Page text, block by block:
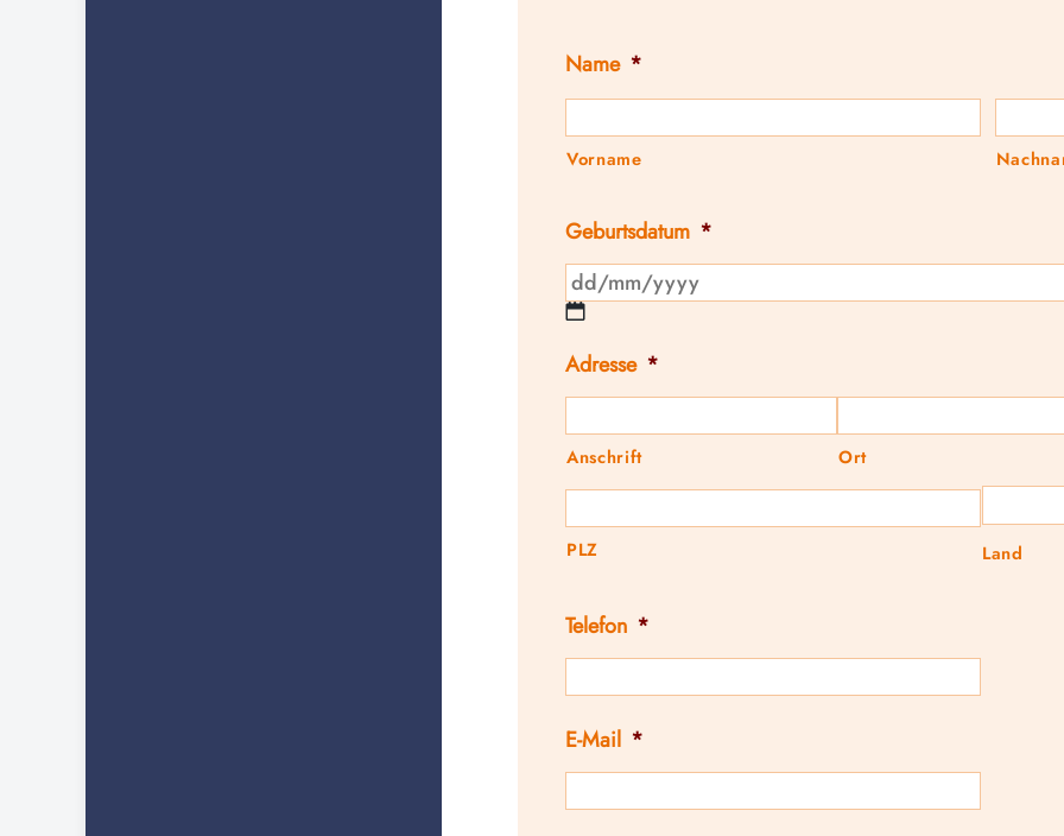
Name *
Vorname
Geburtsdatum *
Adresse *
Anschrift Ort
PLZ Land
Telefon *
E-Mail *